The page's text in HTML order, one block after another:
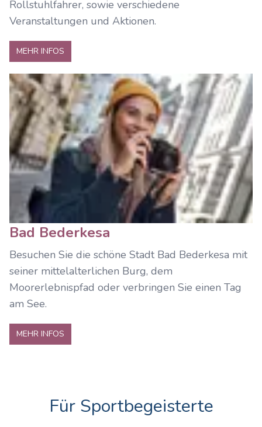
Rollstuhlfahrer, sowie verschiedene
Veranstaltungen und Aktionen.
MEHR INFOS
Bad Bederkesa
Besuchen Sie die schöne Stadt Bad Bederkesa mit
seiner mittelalterlichen Burg, dem
Moorerlebnispfad oder verbringen Sie einen Tag
am See.
MEHR INFOS
Für Sportbegeisterte